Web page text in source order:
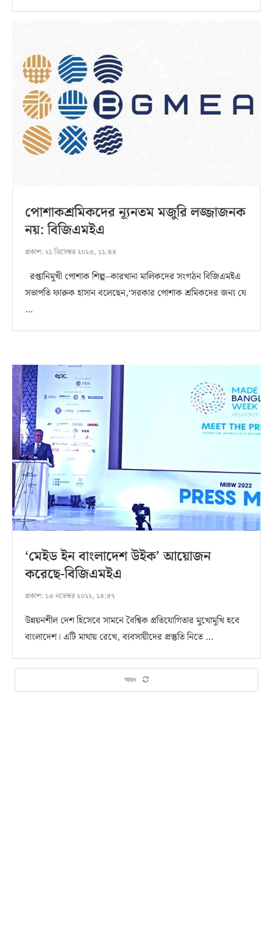
পোশাকশ্রমিকদের ন্যূনতম মজুরি লজ্জাজনক
নয়: বিজিএমইএ
প্রকাশ: ২১ ডিসেম্বর ২০২৩, ১১:৪৪
রপ্তানিমুখী পোশাক শিল্প–কারখানা মালিকদের সংগঠন বিজিএমইএ
সভাপতি ফারুক হাসান বলেছেন,‘সরকার পোশাক শ্রমিকদের জন্য যে
…
‘মেইড ইন বাংলাদেশ উইক’ আয়োজন
করেছে-বিজিএমইএ
প্রকাশ: ১৩ নভেম্বর ২০২২, ১৪:৪৭
উন্নয়নশীল দেশ হিসেবে সামনে বৈশ্বিক প্রতিযোগিতার মুখোমুখি হবে
বাংলাদেশ। এটি মাথায় রেখে, ব্যবসায়ীদের প্রস্তুতি নিতে …
আরও